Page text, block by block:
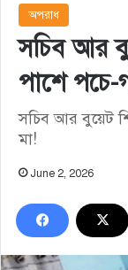
অপরাধ
সচিব আর
পাশে পচে-
সচিব আর বুয়েট
মা!
June 2, 2026